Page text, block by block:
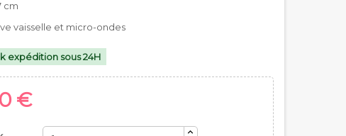
cm
vaisselle et micro-ondes
expédition sous 24H
€